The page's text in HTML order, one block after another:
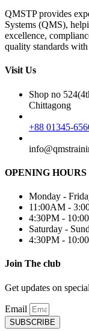
QMSTP provides
Systems (QMS),
excellence,
quality standards with
Visit Us
Shop no
Chittagong
+88 01345-
OPENING HOURS
Monday -
11:00AM -
4:30PM -
Saturday -
4:30PM -
Join The club
Get updates on
Email
SUBSCRIBE